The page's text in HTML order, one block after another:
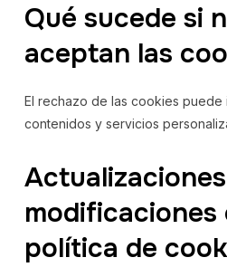
Qué sucede si
aceptan las
El rechazo de las cookies puede
contenidos y servicios
modificaciones
política de